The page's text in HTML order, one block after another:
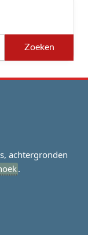
achtergronden
.